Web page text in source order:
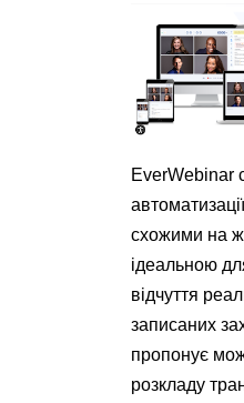
EverWebinar
схожими на
ідеальною
відчуття
записаних
пропонує
розкладу